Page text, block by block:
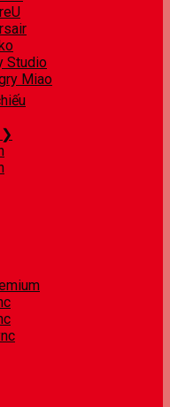
Studio
Miao
❯